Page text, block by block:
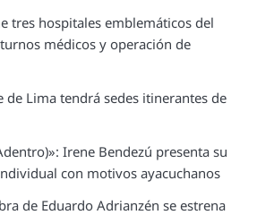
tres hospitales emblemáticos del
médicos y operación de
de Lima tendrá sedes itinerantes de
Irene Bendezú presenta su
con motivos ayacuchanos
de Eduardo Adrianzén se estrena